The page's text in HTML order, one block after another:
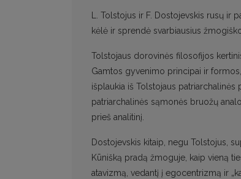
L. Tolstojus ir F. Dostojevskis rusų ir
kėlė ir sprendė svarbiausius
Tolstojaus dorovinės filosofijos
Gamtos gyvenimo principai ir
išplaukia iš Tolstojaus patriarchalinės
patriarchalinės sąmonės bruožų
prieš analitinį.
Dostojevskis kitaip, negu Tolstojus,
Kūnišką pradą žmoguje, kaip vieną
atavizmą, vedantį į egocentrizmą ir